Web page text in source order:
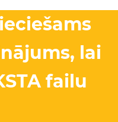
lai
failu